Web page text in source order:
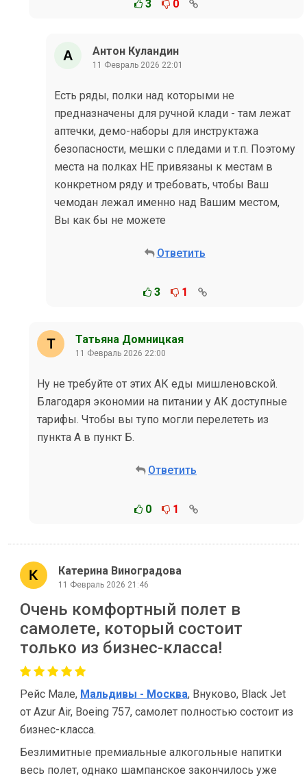
3 0
Антон Куландин
11 Февраль 2026 22:01
Есть ряды, полки над которыми не
предназначены для ручной клади - там лежат
аптечки, демо-наборы для инструктажа
безопасности, мешки с пледами и т.п. Поэтому
места на полках НЕ привязаны к местам в
конкретном ряду и требовать, чтобы Ваш
чемодан лежал именно над Вашим местом,
Вы как бы не можете
Ответить
3 1
Татьяна Домницкая
11 Февраль 2026 22:00
Ну не требуйте от этих АК еды мишленовской.
Благодаря экономии на питании у АК доступные
тарифы. Чтобы вы тупо могли перелететь из
пункта А в пункт Б.
Ответить
0 1
Катерина Виноградова
11 Февраль 2026 21:46
Очень комфортный полет в
самолете, который состоит
только из бизнес-класса!
Рейс Мале, Мальдивы - Москва, Внуково, Black Jet
от Azur Air, Boeing 757, самолет полностью состоит из
бизнес-класса.
Безлимитные премиальные алкогольные напитки
весь полет, однако шампанское закончилось уже